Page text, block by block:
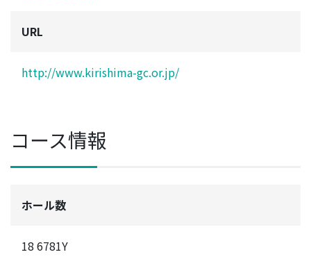
URL
http://www.kirishima-gc.or.jp/
コース情報
ホール数
18 6781Y